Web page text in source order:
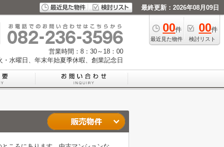
最終更新：2026年08月09日
00件
最近見た物件
00件
検討リスト
営業時間：8：30～18：00
水曜日、年末年始夏季休暇、創業記念日